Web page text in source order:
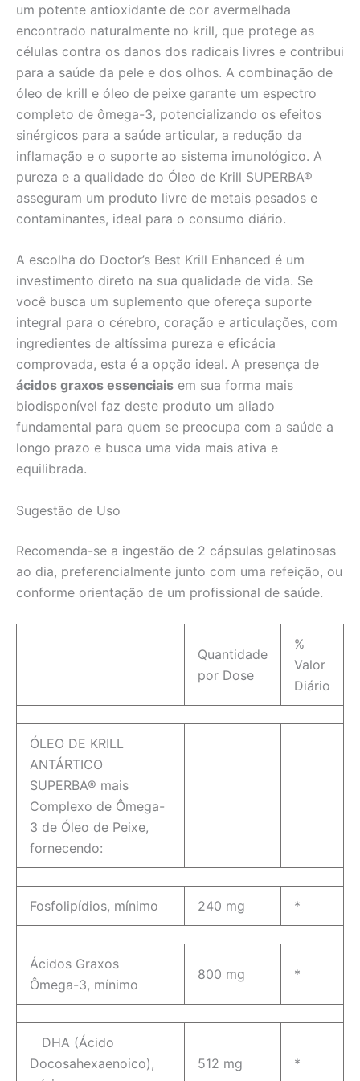
um potente antioxidante de cor avermelhada
encontrado naturalmente no krill, que protege as
células contra os danos dos radicais livres e contribui
para a saúde da pele e dos olhos. A combinação de
óleo de krill e óleo de peixe garante um espectro
completo de ômega-3, potencializando os efeitos
sinérgicos para a saúde articular, a redução da
inflamação e o suporte ao sistema imunológico. A
pureza e a qualidade do Óleo de Krill SUPERBA®
asseguram um produto livre de metais pesados e
contaminantes, ideal para o consumo diário.
A escolha do Doctor’s Best Krill Enhanced é um
investimento direto na sua qualidade de vida. Se
você busca um suplemento que ofereça suporte
integral para o cérebro, coração e articulações, com
ingredientes de altíssima pureza e eficácia
comprovada, esta é a opção ideal. A presença de
ácidos graxos essenciais em sua forma mais
biodisponível faz deste produto um aliado
fundamental para quem se preocupa com a saúde a
longo prazo e busca uma vida mais ativa e
equilibrada.
Sugestão de Uso
Recomenda-se a ingestão de 2 cápsulas gelatinosas
ao dia, preferencialmente junto com uma refeição, ou
conforme orientação de um profissional de saúde.
Quantidade
por Dose
%
Valor
Diário
ÓLEO DE KRILL
ANTÁRTICO
SUPERBA® mais
Complexo de Ômega-
3 de Óleo de Peixe,
fornecendo:
Fosfolipídios, mínimo 240 mg *
Ácidos Graxos
Ômega-3, mínimo
800 mg *
DHA (Ácido
Docosahexaenoico),
512 mg *